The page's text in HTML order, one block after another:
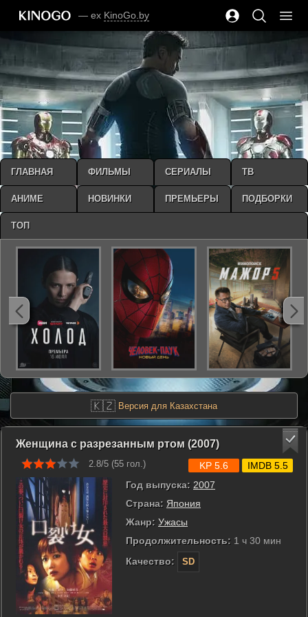
— ex KinoGo.by
🇰🇿 Версия для Казахстана
Женщина с разрезанным ртом (2007)
2.8/5 (55 гол.)
Год выпуска: 2007
Страна: Япония
Жанр: Ужасы
Продолжительность: 1 ч 30 мин
Качество:
SD
KP 5.6 IMDB 5.5
ГЛАВНАЯ ФИЛЬМЫ СЕРИАЛЫ ТВ
АНИМЕ НОВИНКИ ПРЕМЬЕРЫ ПОДБОРКИ
ТОП